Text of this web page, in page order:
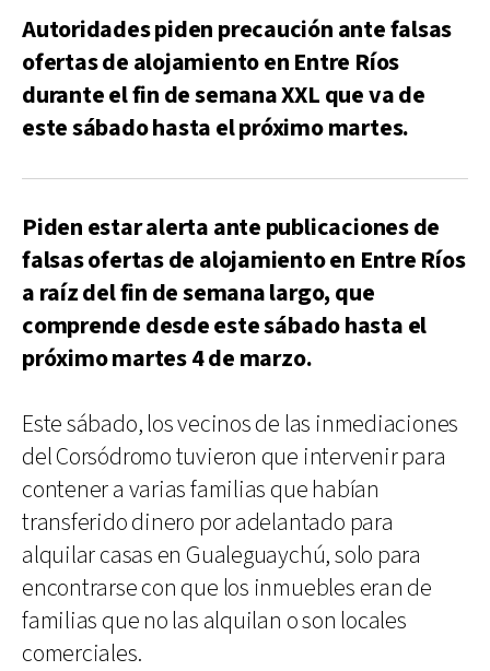
Autoridades piden precaución ante falsas
ofertas de alojamiento en Entre Ríos
durante el fin de semana XXL que va de
este sábado hasta el próximo martes.
Piden estar alerta ante publicaciones de
falsas ofertas de alojamiento en Entre Ríos
a raíz del fin de semana largo, que
comprende desde este sábado hasta el
próximo martes 4 de marzo.
Este sábado, los vecinos de las inmediaciones
del Corsódromo tuvieron que intervenir para
contener a varias familias que habían
transferido dinero por adelantado para
alquilar casas en Gualeguaychú, solo para
encontrarse con que los inmuebles eran de
familias que no las alquilan o son locales
comerciales.